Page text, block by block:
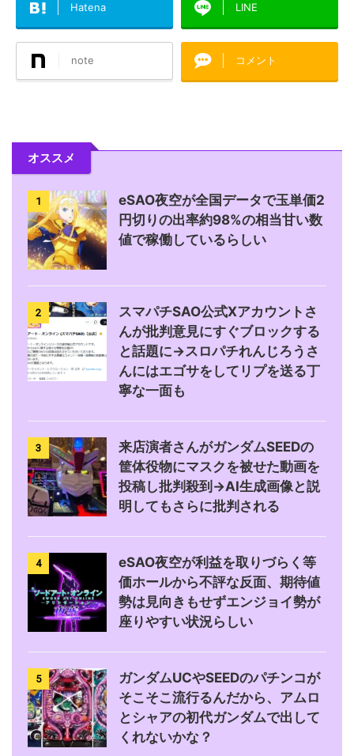
Hatena LINE
note コメント
オススメ
1
eSAO夜空が全国データで玉単価2
円切りの出率約98%の相当甘い数
値で稼働しているらしい
2
スマパチSAO公式Xアカウントさ
んが批判意見にすぐブロックする
と話題に→スロパチれんじろうさ
んにはエゴサをしてリプを送る丁
寧な一面も
3
来店演者さんがガンダムSEEDの
筐体役物にマスクを被せた動画を
投稿し批判殺到→AI生成画像と説
明してもさらに批判される
4
eSAO夜空が利益を取りづらく等
価ホールから不評な反面、期待値
勢は見向きもせずエンジョイ勢が
座りやすい状況らしい
5
ガンダムUCやSEEDのパチンコが
そこそこ流行るんだから、アムロ
とシャアの初代ガンダムで出して
くれないかな？